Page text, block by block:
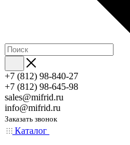
+7 (812) 98-840-27
+7 (812) 98-645-98
sales@mifrid.ru
info@mifrid.ru
Заказать звонок
Каталог